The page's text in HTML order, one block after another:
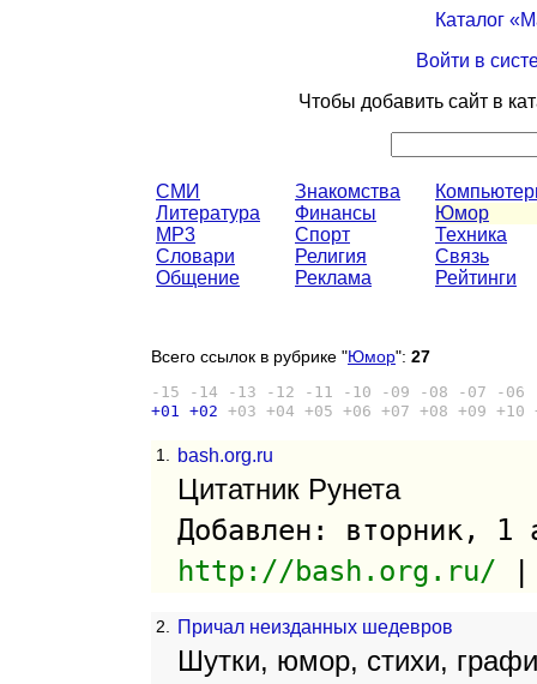
Каталог
Войти в
Чтобы добавить сайт в
СМИ
Литература
MP3
Словари
Общение
Знакомства
Финансы
Спорт
Религия
Реклама
Юмор
Техника
Связь
Рейтинги
Всего ссылок в рубрике "Юмор": 27
-15 -14 -13 -12 -11 -10 -09 -08 -07 -06
+01 +02 +03 +04 +05 +06 +07 +08 +09 +10
1. bash.org.ru
Цитатник Рунета
Добавлен: вторник, 1
http://bash.org.ru/
2. Причал неизданных шедевров
Шутки, юмор, стихи,